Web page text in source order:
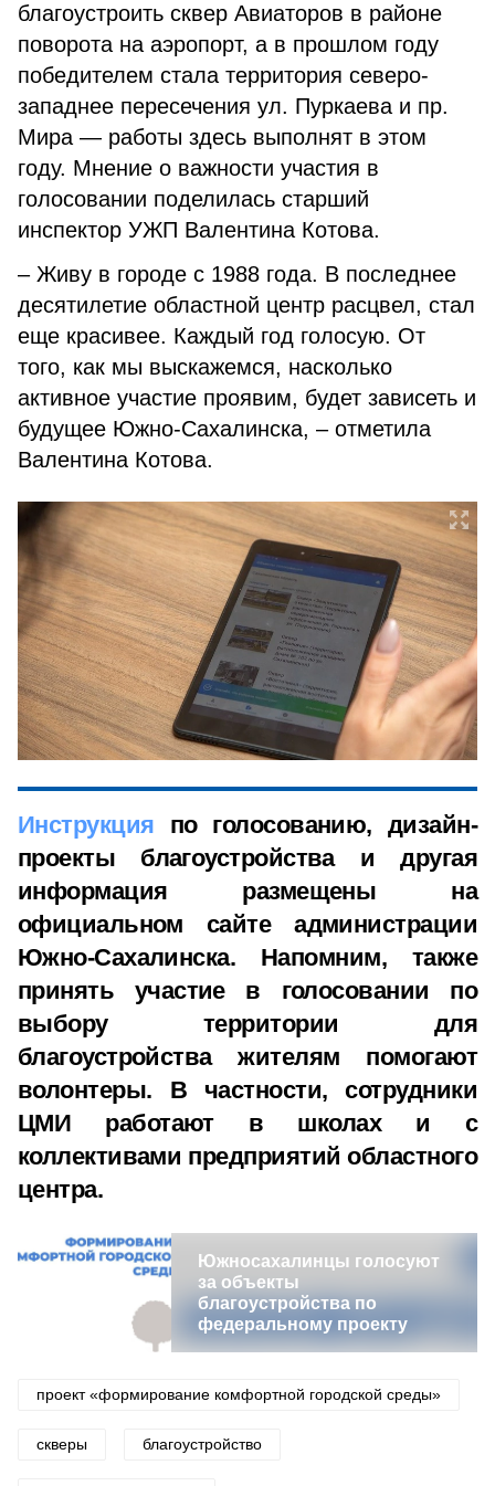
благоустроить сквер Авиаторов в районе
поворота на аэропорт, а в прошлом году
победителем стала территория северо-
западнее пересечения ул. Пуркаева и пр.
Мира — работы здесь выполнят в этом
году. Мнение о важности участия в
голосовании поделилась старший
инспектор УЖП Валентина Котова.
– Живу в городе с 1988 года. В последнее
десятилетие областной центр расцвел, стал
еще красивее. Каждый год голосую. От
того, как мы выскажемся, насколько
активное участие проявим, будет зависеть и
будущее Южно-Сахалинска, – отметила
Валентина Котова.
Инструкция по голосованию, дизайн-
проекты благоустройства и другая
информация размещены на
официальном сайте администрации
Южно-Сахалинска. Напомним, также
принять участие в голосовании по
выбору территории для
благоустройства жителям помогают
волонтеры. В частности, сотрудники
ЦМИ работают в школах и с
коллективами предприятий областного
центра.
Южносахалинцы голосуют
за объекты
благоустройства по
федеральному проекту
проект «формирование комфортной городской среды»
скверы благоустройство